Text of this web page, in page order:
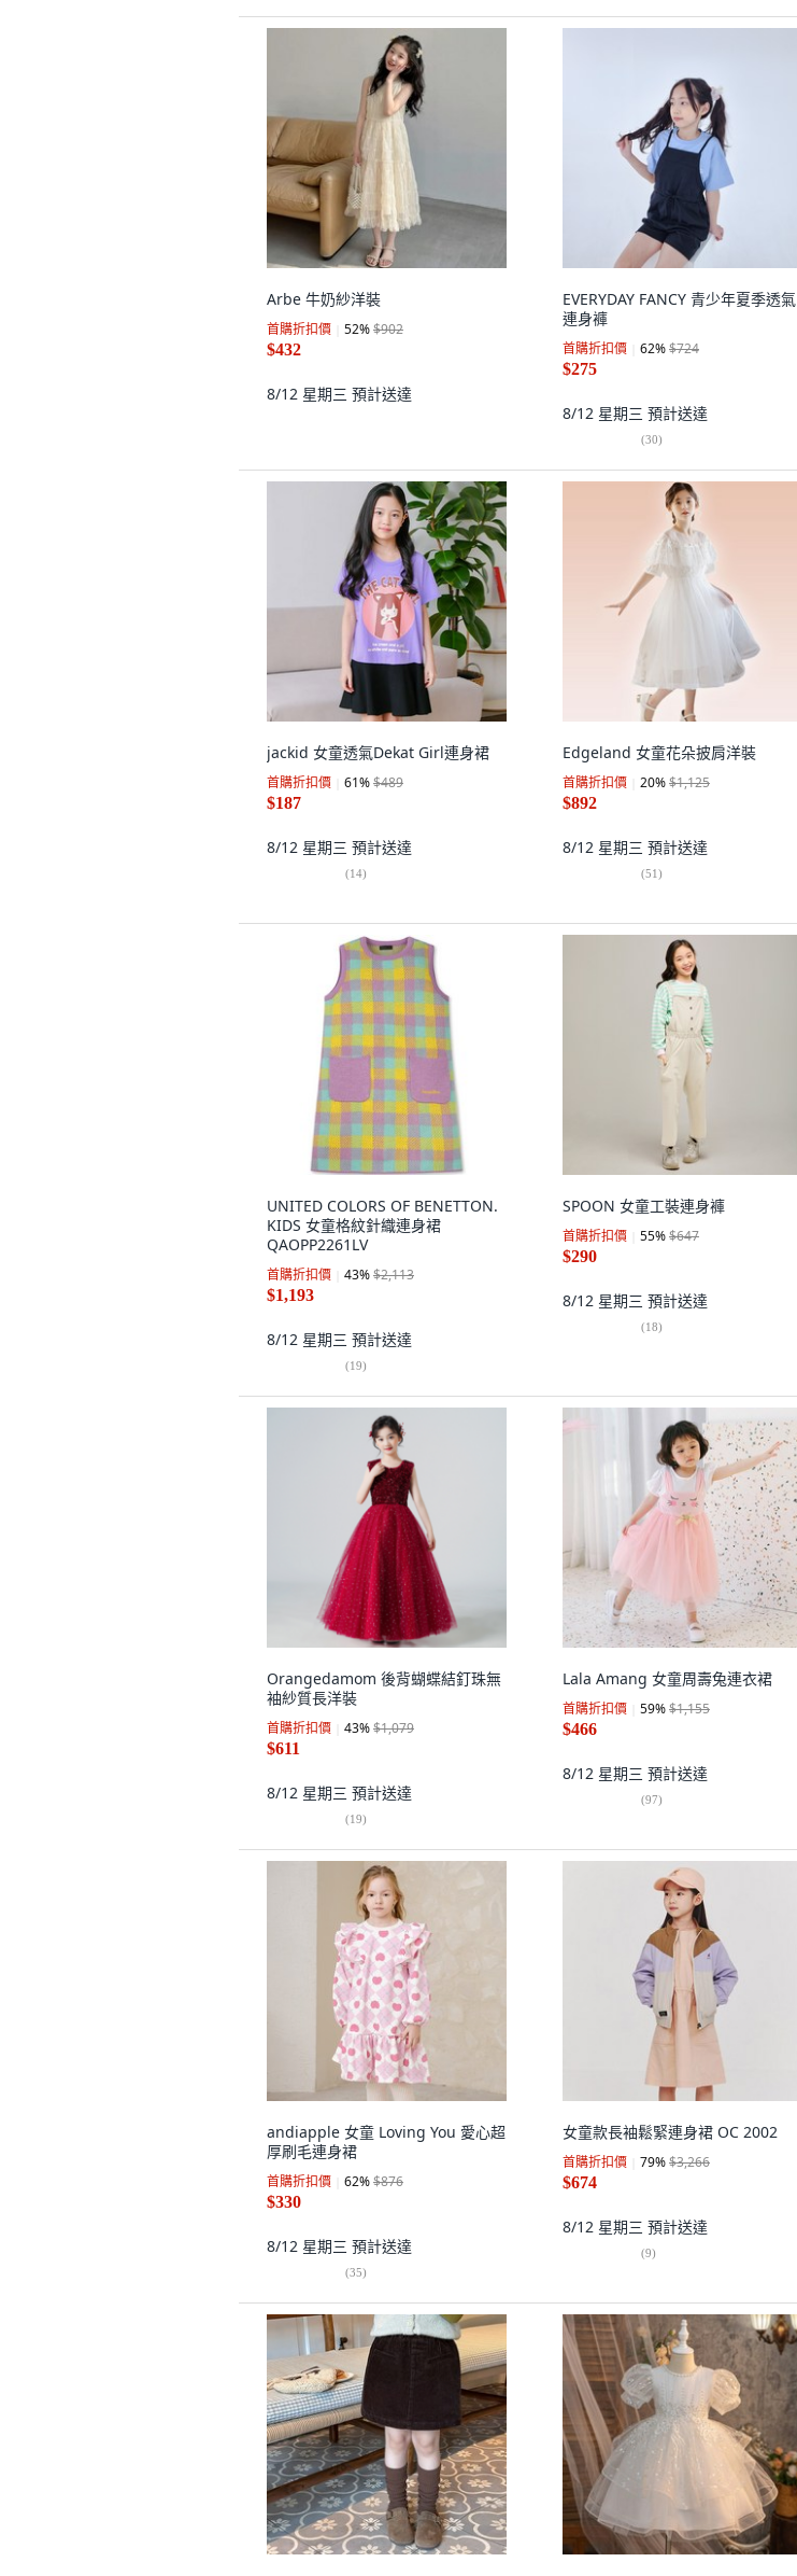
Arbe 牛奶紗洋裝
首購折扣價 52%$902
$432
8/12 星期三 預計送達
EVERYDAY FANCY 青少年夏季透氣
連身褲
首購折扣價 62%$724
$275
8/12 星期三 預計送達
(30)
jackid 女童透氣Dekat Girl連身裙
首購折扣價 61%$489
$187
8/12 星期三 預計送達
(14)
Edgeland 女童花朵披肩洋裝
首購折扣價 20%$1,125
$892
8/12 星期三 預計送達
(51)
UNITED COLORS OF BENETTON.
KIDS 女童格紋針織連身裙
QAOPP2261LV
首購折扣價 43%$2,113
$1,193
8/12 星期三 預計送達
(19)
SPOON 女童工裝連身褲
首購折扣價 55%$647
$290
8/12 星期三 預計送達
(18)
Orangedamom 後背蝴蝶結釘珠無
袖紗質長洋裝
首購折扣價 43%$1,079
$611
8/12 星期三 預計送達
(19)
Lala Amang 女童周壽兔連衣裙
首購折扣價 59%$1,155
$466
8/12 星期三 預計送達
(97)
andiapple 女童 Loving You 愛心超
厚刷毛連身裙
首購折扣價 62%$876
$330
8/12 星期三 預計送達
(35)
女童款長袖鬆緊連身裙 OC 2002
首購折扣價 79%$3,266
$674
8/12 星期三 預計送達
(9)